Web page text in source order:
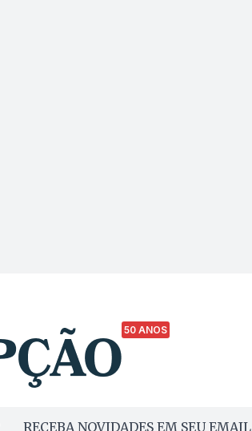
50 ANOS
RECEBA NOVIDADES EM SEU EMAIL